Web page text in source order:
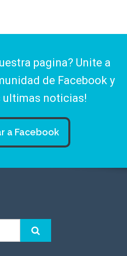
pagina? Unite a
de Facebook y
ultimas noticias!
a Facebook